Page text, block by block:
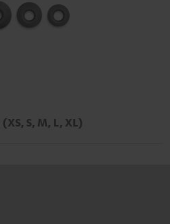
(XS, S, M, L, XL)